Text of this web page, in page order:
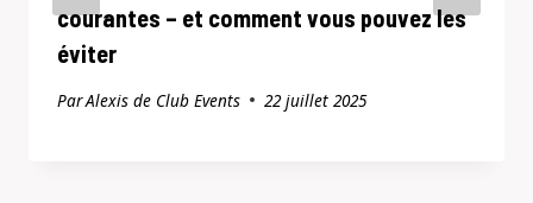
courantes – et comment vous pouvez les
éviter
ParAlexis de Club Events 22 juillet 2025